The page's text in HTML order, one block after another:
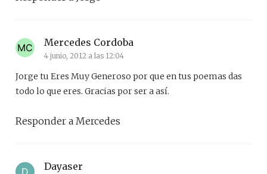
Mercedes Cordoba
4 junio, 2012 a las 12:04
Jorge tu Eres Muy Generoso por que en tus poemas das
todo lo que eres. Gracias por ser a así.
Responder a Mercedes
Dayaser